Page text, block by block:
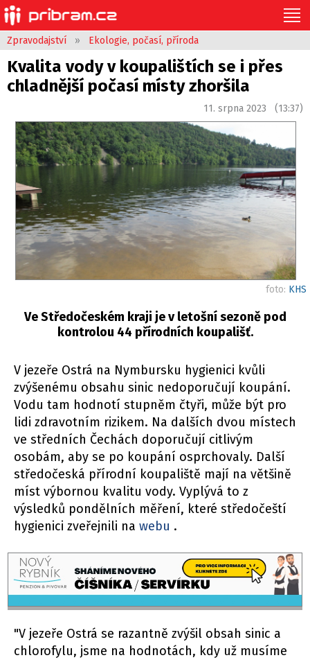
Zpravodajství » Ekologie, počasí, příroda
Kvalita vody v koupalištích se i přes
chladnější počasí místy zhoršila
11. srpna 2023 (13:37)
foto: KHS
Ve Středočeském kraji je v letošní sezoně pod
kontrolou 44 přírodních koupališť.
V jezeře Ostrá na Nymbursku hygienici kvůli
zvýšenému obsahu sinic nedoporučují koupání.
Vodu tam hodnotí stupněm čtyři, může být pro
lidi zdravotním rizikem. Na dalších dvou místech
ve středních Čechách doporučují citlivým
osobám, aby se po koupání osprchovaly. Další
středočeská přírodní koupaliště mají na většině
míst výbornou kvalitu vody. Vyplývá to z
výsledků pondělních měření, které středočeští
hygienici zveřejnili na webu .
"V jezeře Ostrá se razantně zvýšil obsah sinic a
chlorofylu, jsme na hodnotách, kdy už musíme